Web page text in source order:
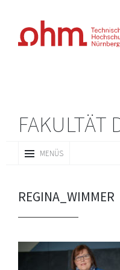
FAKULTÄT
MENÜS
INHALT
REGINA_WIMMER